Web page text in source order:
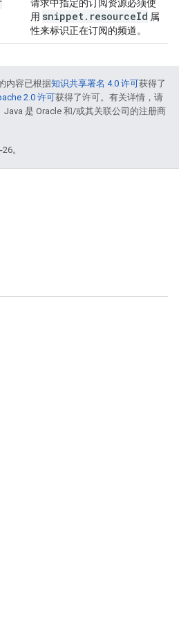
请求中指定的订阅资源必须使
用 snippet. resourceId 属
性来标识正在订阅的频道。
内容已根据知识共享署名 4.0 许可获得了
2.0 许可获得了许可。有关详情，请
Java 是 Oracle 和/或其关联公司的注册商
。